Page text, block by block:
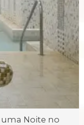
uma Noite no